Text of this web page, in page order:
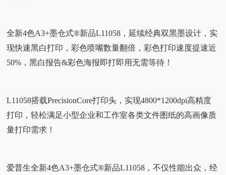
全新4色A3+墨仓式®新品L11058，延续经典双黑墨设计，实
现快速黑白打印，彩色喷嘴数量翻倍，彩色打印速度提速近
50%，黑白报告&彩色海报即打即用无需等待！
L11058搭载PrecisionCore打印头，实现4800*1200dpi高精度
打印，轻松满足小型企业和工作室各类文件图纸的高画像质
量打印需求！
爱普生全新4色A3+墨仓式®新品L11058，不仅性能出众，经